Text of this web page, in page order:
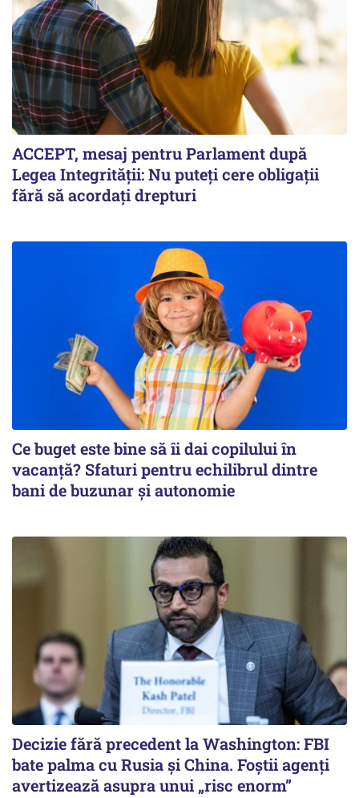
ACCEPT, mesaj pentru Parlament după
Legea Integrității: Nu puteți cere obligații
fără să acordați drepturi
Ce buget este bine să îi dai copilului în
vacanță? Sfaturi pentru echilibrul dintre
bani de buzunar și autonomie
Decizie fără precedent la Washington: FBI
bate palma cu Rusia și China. Foștii agenți
avertizează asupra unui „risc enorm”